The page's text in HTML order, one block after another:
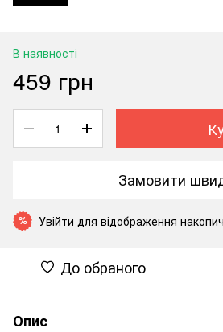
В наявності
459 грн
Замовити
% Увійти для відображення
До обраного
Опис